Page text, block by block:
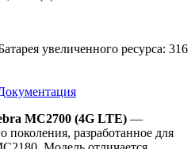
увеличенного ресурса: 316
MC2700 (4G LTE) —
поколения, разработанное для